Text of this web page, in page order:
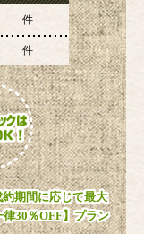
件
件
期間に応じて最大
30％OFF】プラン